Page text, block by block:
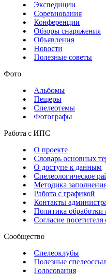
Экспедиции
Соревнования
Конференции
Обзоры снаряжения
Объявления
Новости
Полезные советы
Фото
Альбомы
Пещеры
Спелеотемы
Фотографы
Работа с ИПС
О проекте
Словарь основных
О доступе к данным
Спелеологическое
Методика
Работа с графикой
Контакты
Политика
Согласие
Сообщество
Спелеоклубы
Полезные
Голосования